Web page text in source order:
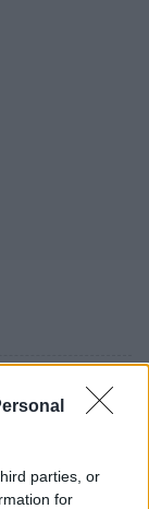
parties, or
for